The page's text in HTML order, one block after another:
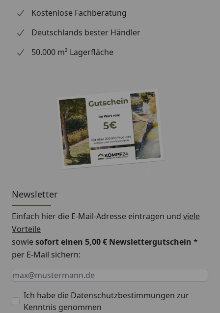
Kostenlose Fachberatung
Deutschlands bester Händler
50.000 m² Lagerfläche
Newsletter
Einfach hier die E-Mail-Adresse eintragen und viele
Vorteile
sowiesofort einen 5,00 € Newslettergutschein *
per E-Mail sichern:
Keine Eingabe erforderlich
Eingabe erforderlich
E-Mail *
Ich habe die Datenschutzbestimmungen zur
Kenntnis genommen